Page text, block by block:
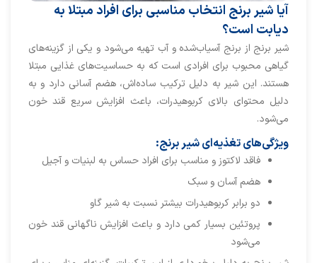
آیا شیر برنج انتخاب مناسبی برای افراد مبتلا به
دیابت است؟
شیر برنج از برنج آسیاب‌شده و آب تهیه می‌شود و یکی از گزینه‌های
گیاهی محبوب برای افرادی است که به حساسیت‌های غذایی مبتلا
هستند. این شیر به دلیل ترکیب ساده‌اش، هضم آسانی دارد و به
دلیل محتوای بالای کربوهیدرات، باعث افزایش سریع قند خون
می‌شود.
ویژگی‌های تغذیه‌ای شیر برنج:
فاقد لاکتوز و مناسب برای افراد حساس به لبنیات و آجیل
هضم آسان و سبک
دو برابر کربوهیدرات بیشتر نسبت به شیر گاو
پروتئین بسیار کمی دارد و باعث افزایش ناگهانی قند خون
می‌شود